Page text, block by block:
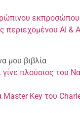
εκπροσώπου
περιεχομένου AI &
μου βιβλία
γίνε πλούσιος του
Key του